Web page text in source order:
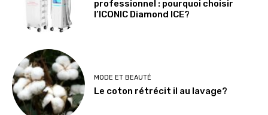
professionnel : pourquoi choisir
l’ICONIC Diamond ICE?
MODE ET BEAUTÉ
Le coton rétrécit il au lavage?